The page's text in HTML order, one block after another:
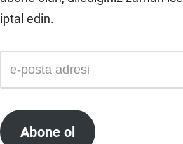
iptal edin.
Abone ol